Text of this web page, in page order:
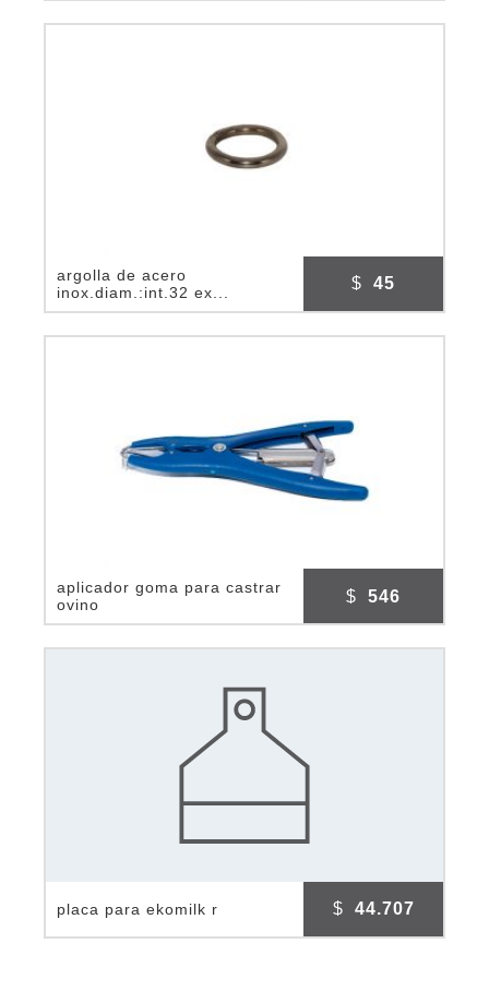
argolla de acero
inox.diam.:int.32 ex...
$ 45
aplicador goma para castrar
ovino
$ 546
placa para ekomilk r $ 44.707